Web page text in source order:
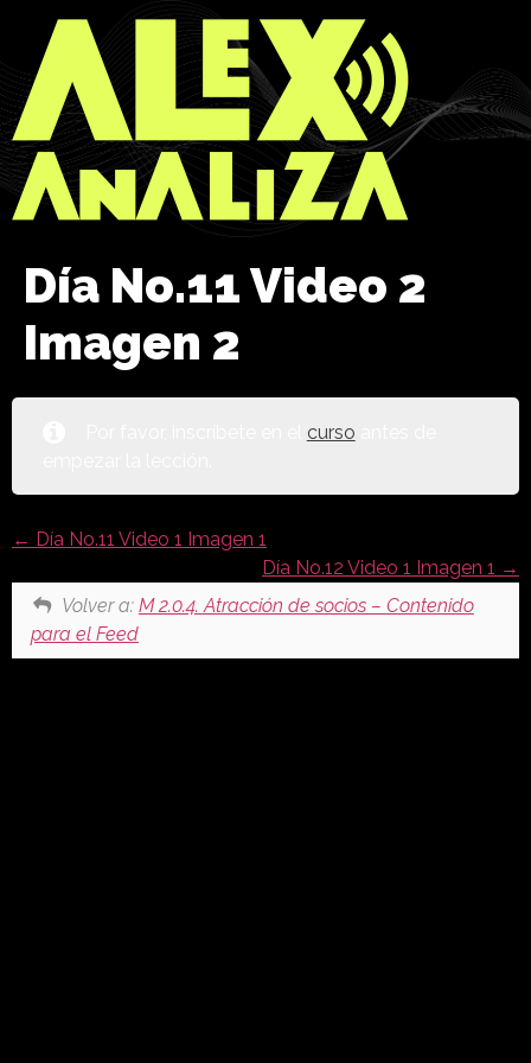
Día No.11 Video 2
Imagen 2
curso
Día No.11 Video 1 Imagen 1
Día No.12 Video 1 Imagen 1
Volver a: M 2.0.4. Atracción de socios – Contenido
para el Feed